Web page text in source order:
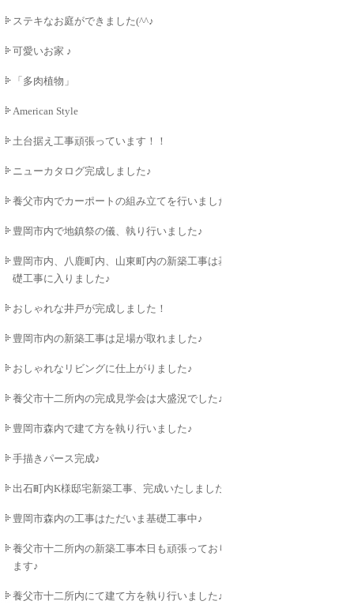
ステキなお庭ができました(^^♪
可愛いお家 ♪
「多肉植物」
American Style
土台据え工事頑張っています！！
ニューカタログ完成しました♪
養父市内でカーポートの組み立てを行いました♪
豊岡市内で地鎮祭の儀、執り行いました♪
豊岡市内、八鹿町内、山東町内の新築工事は基
礎工事に入りました♪
おしゃれな井戸が完成しました！
豊岡市内の新築工事は足場が取れました♪
おしゃれなリビングに仕上がりました♪
養父市十二所内の完成見学会は大盛況でした♪
豊岡市森内で建て方を執り行いました♪
手描きパース完成♪
出石町内K様邸宅新築工事、完成いたしました♪
豊岡市森内の工事はただいま基礎工事中♪
養父市十二所内の新築工事本日も頑張っており
ます♪
養父市十二所内にて建て方を執り行いました♪